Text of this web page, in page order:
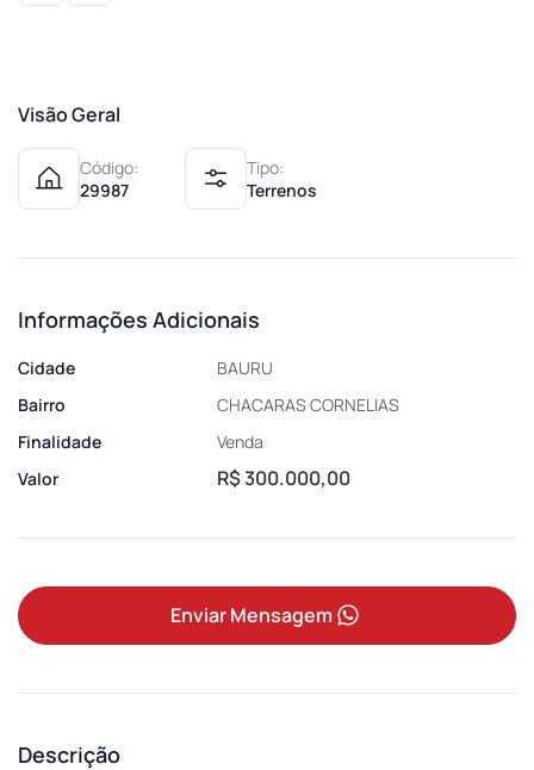
Visão Geral
Código:
29987
Tipo:
Terrenos
Informações Adicionais
Cidade
BAURU
Bairro
CHACARAS CORNELIAS
Finalidade
Venda
Valor
R$ 300.000,00
Enviar Mensagem
Descrição